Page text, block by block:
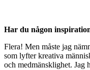
Har du någon
Flera! Men måste jag
som lyfter kreativa
och medmänsklighet. Jag